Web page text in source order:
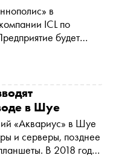
в
ICL по
будет
съездил на
дешевле закупать
в Шуе
«Аквариус» в Шуе
и серверы, позднее
В 2018 году